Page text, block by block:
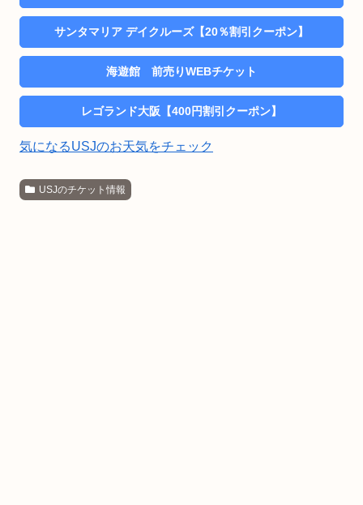
サンタマリア デイクルーズ【20％割引クーポン】
海遊館 前売りWEBチケット
レゴランド大阪【400円割引クーポン】
気になるUSJのお天気をチェック
USJのチケット情報